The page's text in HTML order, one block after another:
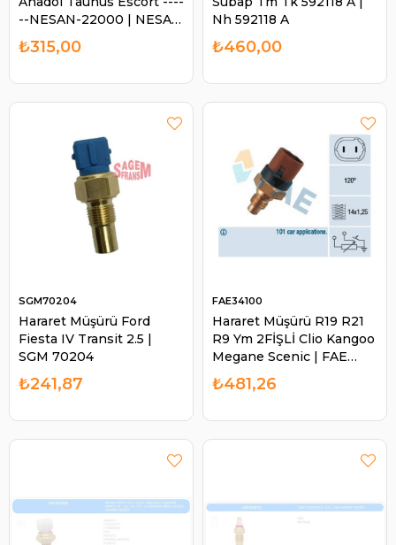
--NESAN-22000 | NESAN
NS22000
₺315,00
Nh 592118 A
₺460,00
Hararet Müşürü Ford
Fiesta IV Transit 2.5 |
SGM 70204
SGM70204
₺241,87
Hararet Müşürü R19 R21
R9 Ym 2FİŞLİ Clio Kangoo
Megane Scenic | FAE
34100
FAE34100
₺481,26